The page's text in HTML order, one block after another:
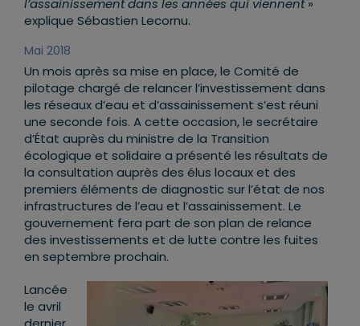
l’assainissement dans les années qui viennent»
explique Sébastien Lecornu.
Mai 2018
Un mois après sa mise en place, le Comité de
pilotage chargé de relancer l’investissement dans
les réseaux d’eau et d’assainissement s’est réuni
une seconde fois. A cette occasion, le secrétaire
d’État auprès du ministre de la Transition
écologique et solidaire a présenté les résultats de
la consultation auprès des élus locaux et des
premiers éléments de diagnostic sur l’état de nos
infrastructures de l’eau et l’assainissement. Le
gouvernement fera part de son plan de relance
des investissements et de lutte contre les fuites
en septembre prochain.
Lancée
le avril